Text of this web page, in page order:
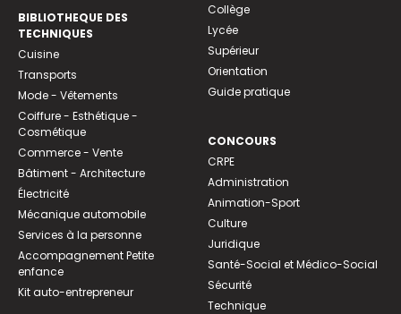
BIBLIOTHEQUE DES
TECHNIQUES
Cuisine
Transports
Mode - Vêtements
Coiffure - Esthétique -
Cosmétique
Commerce - Vente
Bâtiment - Architecture
Électricité
Mécanique automobile
Services à la personne
Accompagnement Petite
enfance
Kit auto-entrepreneur
Collège
Lycée
Supérieur
Orientation
Guide pratique
CONCOURS
CRPE
Administration
Animation-Sport
Culture
Juridique
Santé-Social et Médico-Social
Sécurité
Technique